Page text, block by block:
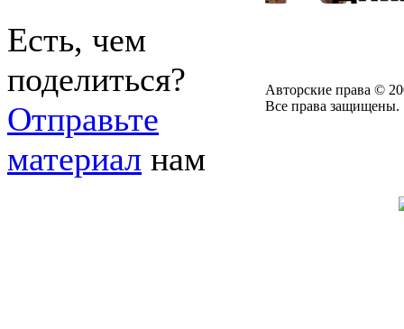
Есть, чем
поделиться?
Отправьте
материал нам
Авторские права ©
Все права защищены.